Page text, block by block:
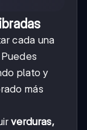
cada una
plato y
más
verduras,